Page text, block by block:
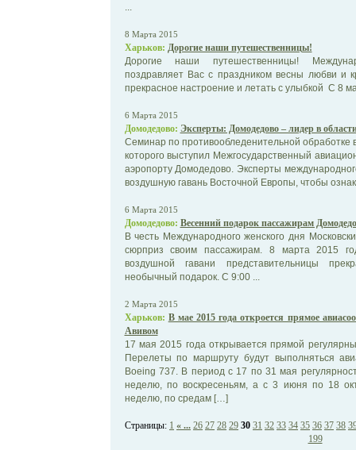
8 Марта 2015
Харьков: Дорогие наши путешественницы!
Дорогие наши путешественницы!
поздравляет Вас с праздником весны любви и
прекрасное настроение и летать с улыбкой С 8
6 Марта 2015
Домодедово: Эксперты: Домодедово – лидер в
Семинар по противообледенительной обработке
которого выступил Межгосударственный
аэропорту Домодедово. Эксперты
воздушную гавань Восточной Европы, чтобы
6 Марта 2015
Домодедово: Весенний подарок пассажирам
В честь Международного женского дня
сюрприз своим пассажирам. 8 марта 2015
воздушной гавани представительницы
необычный подарок. С 9:00 ...
2 Марта 2015
Харьков: В мае 2015 года откроется прямое
Авивом
17 мая 2015 года открывается прямой
Перелеты по маршруту будут выполняться
Boeing 737. В период с 17 по 31 мая
неделю, по воскресеньям, а с 3 июня по 18
неделю, по средам […]
Страницы: 1 « ... 26 27 28 29 30 31 32 33 34 35 36 37 38
199